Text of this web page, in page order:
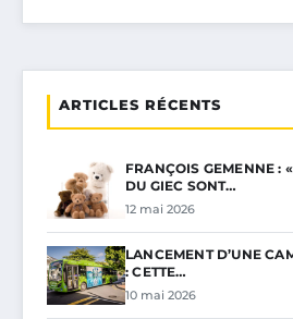
ARTICLES RÉCENTS
FRANÇOIS GEMENNE :
DU GIEC SONT…
12 mai 2026
LANCEMENT D’UNE
: CETTE…
10 mai 2026